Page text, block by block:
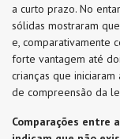
a curto prazo. No
sólidas mostraram
e, comparativamente
forte vantagem até
crianças que
de compreensão da
Comparações entre